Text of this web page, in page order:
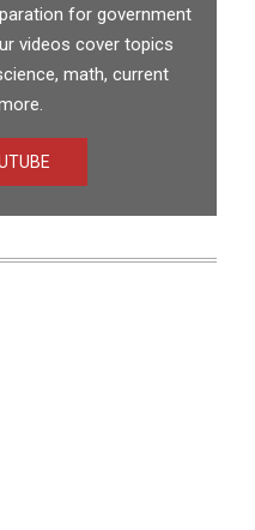
for government
videos cover topics
math, current